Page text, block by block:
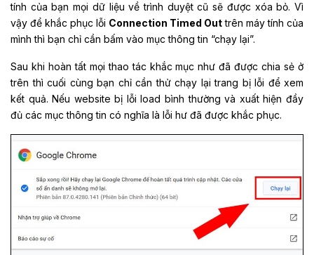
tính của bạn mọi dữ liệu về trình duyệt cũ sẽ được xóa bỏ. Vì
vậy để khắc phục lỗi Connection Timed Outtrên máy tính của
mình thì bạn chỉ cần bấm vào mục thông tin “chạy lại”.
Sau khi hoàn tất mọi thao tác khắc mục như đã được chia sẻ ở
trên thì cuối cùng bạn chỉ cần thử chạy lại trang bị lỗi để xem
kết quả. Nếu website bị lỗi load bình thường và xuất hiện đầy
đủ các mục thông tin có nghĩa là lỗi hư đã được khắc phục.